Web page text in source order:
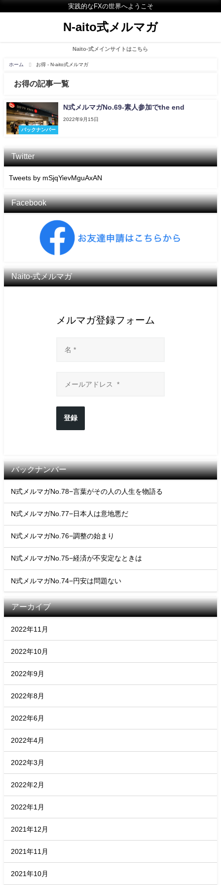
実践的なFXの世界へようこそ
N-aito式メルマガ
Naito-式メインサイトはこちら
ホーム お得 - N-aito式メルマガ
お得の記事一覧
バックナンバー
N式メルマガNo.69-素人参加でthe end
2022年9月15日
Twitter
Tweets by mSjqYievMguAxAN
Facebook
Naito-式メルマガ
メルマガ登録フォーム
登録
バックナンバー
N式メルマガNo.78−言葉がその人の人生を物語る
N式メルマガNo.77−日本人は意地悪だ
N式メルマガNo.76−調整の始まり
N式メルマガNo.75−経済が不安定なときは
N式メルマガNo.74−円安は問題ない
アーカイブ
2022年11月
2022年10月
2022年9月
2022年8月
2022年6月
2022年4月
2022年3月
2022年2月
2022年1月
2021年12月
2021年11月
2021年10月